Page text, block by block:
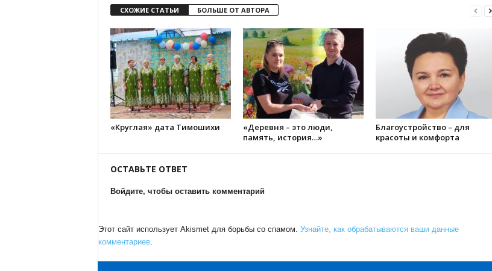
СХОЖИЕ СТАТЬИ БОЛЬШЕ ОТ АВТОРА
«Круглая» дата Тимошихи
«Деревня – это люди,
память, история…»
Благоустройство – для
красоты и комфорта
ОСТАВЬТЕ ОТВЕТ
Войдите, чтобы оставить комментарий
Этот сайт использует Akismet для борьбы со спамом. Узнайте, как обрабатываются ваши данные
комментариев.